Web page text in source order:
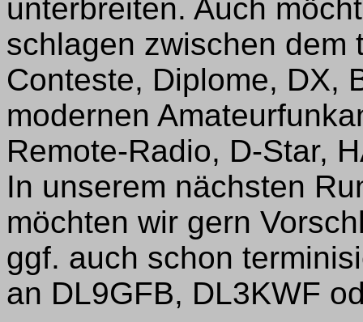
unterbreiten. Auch
schlagen zwischen dem
Conteste, Diplome, DX,
modernen
Remote-Radio, D-Star,
In unserem nächsten
möchten wir gern
ggf. auch schon
an DL9GFB, DL3KWF